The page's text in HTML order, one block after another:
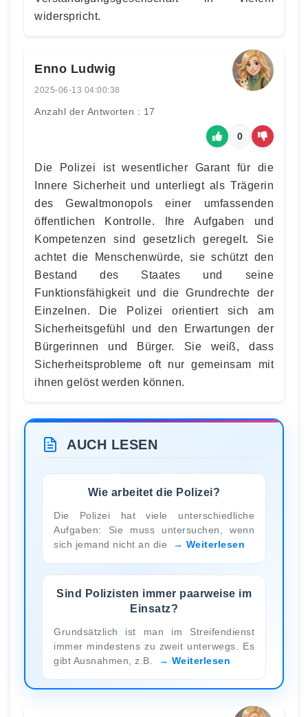
widerspricht.
Enno Ludwig
2025-06-13 04:00:38
Anzahl der Antworten : 17
0
Die Polizei ist wesentlicher Garant für die
Innere Sicherheit und unterliegt als Trägerin
des Gewaltmonopols einer umfassenden
öffentlichen Kontrolle. Ihre Aufgaben und
Kompetenzen sind gesetzlich geregelt. Sie
achtet die Menschenwürde, sie schützt den
Bestand des Staates und seine
Funktionsfähigkeit und die Grundrechte der
Einzelnen. Die Polizei orientiert sich am
Sicherheitsgefühl und den Erwartungen der
Bürgerinnen und Bürger. Sie weiß, dass
Sicherheitsprobleme oft nur gemeinsam mit
ihnen gelöst werden können.
AUCH LESEN
Wie arbeitet die Polizei?
Die Polizei hat viele unterschiedliche
Aufgaben: Sie muss untersuchen, wenn
sich jemand nicht an die
Weiterlesen
Sind Polizisten immer paarweise im
Einsatz?
Grundsätzlich ist man im Streifendienst
immer mindestens zu zweit unterwegs. Es
gibt Ausnahmen, z.B.
Weiterlesen